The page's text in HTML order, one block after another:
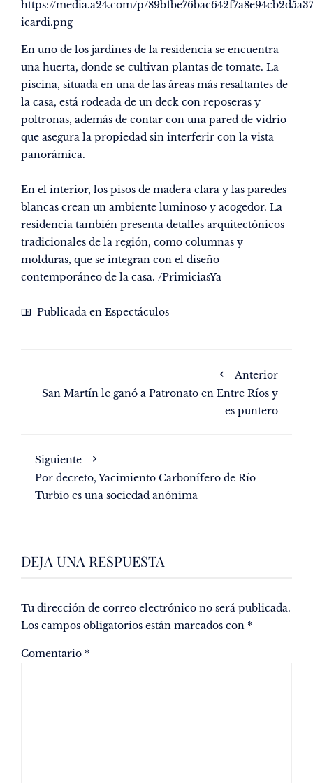
En uno de los jardines de la residencia se encuentra
una huerta, donde se cultivan plantas de tomate. La
piscina, situada en una de las áreas más resaltantes de
la casa, está rodeada de un deck con reposeras y
poltronas, además de contar con una pared de vidrio
que asegura la propiedad sin interferir con la vista
panorámica.
En el interior, los pisos de madera clara y las paredes
blancas crean un ambiente luminoso y acogedor. La
residencia también presenta detalles arquitectónicos
tradicionales de la región, como columnas y
molduras, que se integran con el diseño
contemporáneo de la casa. /PrimiciasYa
Publicada en Espectáculos
Anterior
San Martín le ganó a Patronato en Entre Ríos y
es puntero
Siguiente
Por decreto, Yacimiento Carbonífero de Río
Turbio es una sociedad anónima
DEJA UNA RESPUESTA
Tu dirección de correo electrónico no será publicada.
Los campos obligatorios están marcados con *
Comentario *